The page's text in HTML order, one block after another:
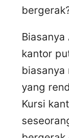
kantor
biasanya
yang
Kursi